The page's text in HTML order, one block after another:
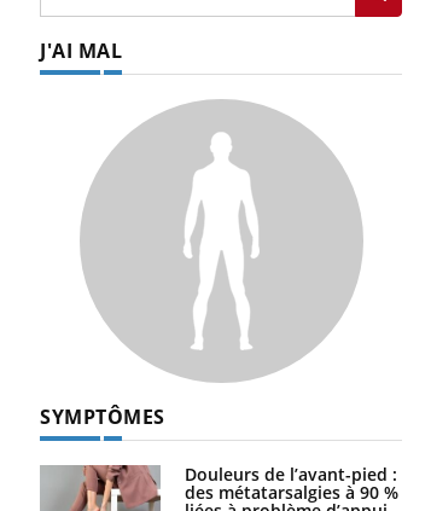
J'AI MAL
SYMPTÔMES
Douleurs de l’avant-pied :
des métatarsalgies à 90 %